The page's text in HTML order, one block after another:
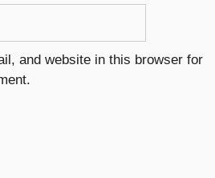
and website in this browser for